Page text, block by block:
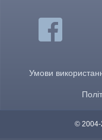
Умови
© 2004-